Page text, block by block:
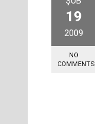
19
2009
NO
COMMENTS